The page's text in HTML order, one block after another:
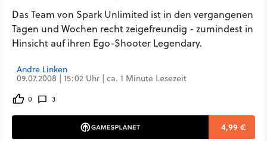
Das Team von Spark Unlimited ist in den vergangenen
Tagen und Wochen recht zeigefreundig - zumindest in
Hinsicht auf ihren Ego-Shooter Legendary.
Andre Linken
09.07.2008 | 15:02 Uhr | ca. 1 Minute Lesezeit
0 3
4,99 €